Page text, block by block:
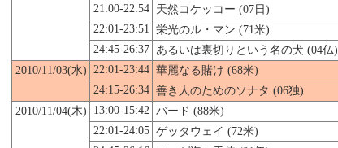
21:00-22:54
天然コケッコー (07日)
22:01-23:51
栄光のル・マン (71米)
24:45-26:37
あるいは裏切りという名の犬 (04仏)
2010/11/03(水)
22:01-23:44 華麗なる賭け (68米)
24:15-26:34 善き人のためのソナタ (06独)
2010/11/04(木)
13:00-15:42 バード (88米)
22:01-24:05 ゲッタウェイ (72米)